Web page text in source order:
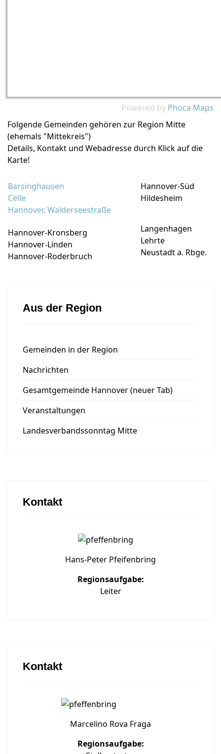
Powered by Phoca Maps
Folgende Gemeinden gehören zur Region Mitte
(ehemals "Mittekreis")
Details, Kontakt und Webadresse durch Klick auf die
Karte!
Barsinghausen
Celle
Hannover, Walderseestraße
Hannover-Süd
Hildesheim
Hannover-Kronsberg
Hannover-Linden
Hannover-Roderbruch
Langenhagen
Lehrte
Neustadt a. Rbge.
Aus der Region
Gemeinden in der Region
Nachrichten
Gesamtgemeinde Hannover (neuer Tab)
Veranstaltungen
Landesverbandssonntag Mitte
Kontakt
Hans-Peter Pfeifenbring
Regionsaufgabe:
Leiter
Kontakt
Marcelino Rova Fraga
Regionsaufgabe: